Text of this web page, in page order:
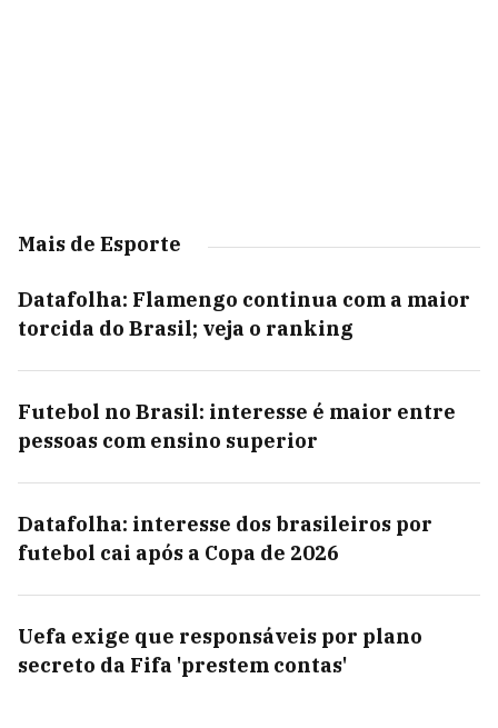
Mais de Esporte
Datafolha: Flamengo continua com a maior
torcida do Brasil; veja o ranking
Futebol no Brasil: interesse é maior entre
pessoas com ensino superior
Datafolha: interesse dos brasileiros por
futebol cai após a Copa de 2026
Uefa exige que responsáveis por plano
secreto da Fifa 'prestem contas'